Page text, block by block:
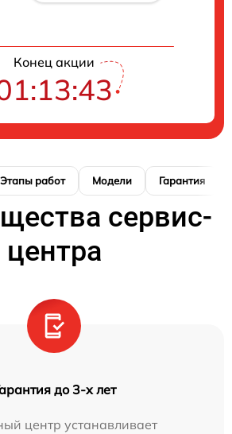
Конец акции
Этапы работ Модели Гарантия
сервис-
центра
до 3-х лет
центр устанавливает